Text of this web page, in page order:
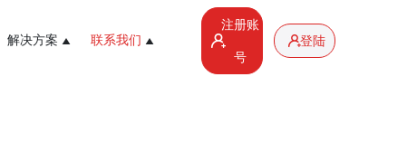
解决方案 联系我们
注册账
号
登陆